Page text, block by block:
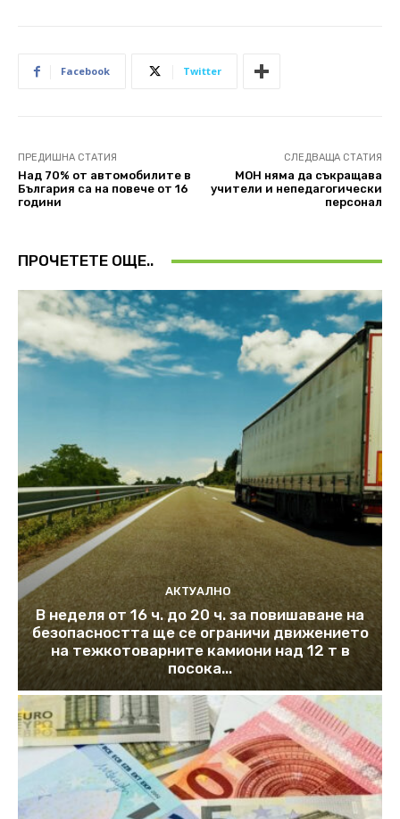
Facebook Twitter
ПРЕДИШНА СТАТИЯ
Над 70% от автомобилите в
България са на повече от 16
години
СЛЕДВАЩА СТАТИЯ
МОН няма да съкращава
учители и непедагогически
персонал
ПРОЧЕТЕТЕ ОЩЕ..
АКТУАЛНО
В неделя от 16 ч. до 20 ч. за повишаване на
безопасността ще се ограничи движението
на тежкотоварните камиони над 12 т в
посока...